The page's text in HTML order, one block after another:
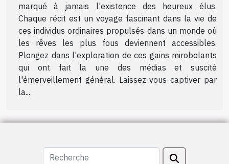
marqué à jamais l'existence des heureux élus.
Chaque récit est un voyage fascinant dans la vie de
ces individus ordinaires propulsés dans un monde où
les rêves les plus fous deviennent accessibles.
Plongez dans l'exploration de ces gains mirobolants
qui ont fait la une des médias et suscité
l'émerveillement général. Laissez-vous captiver par
la...